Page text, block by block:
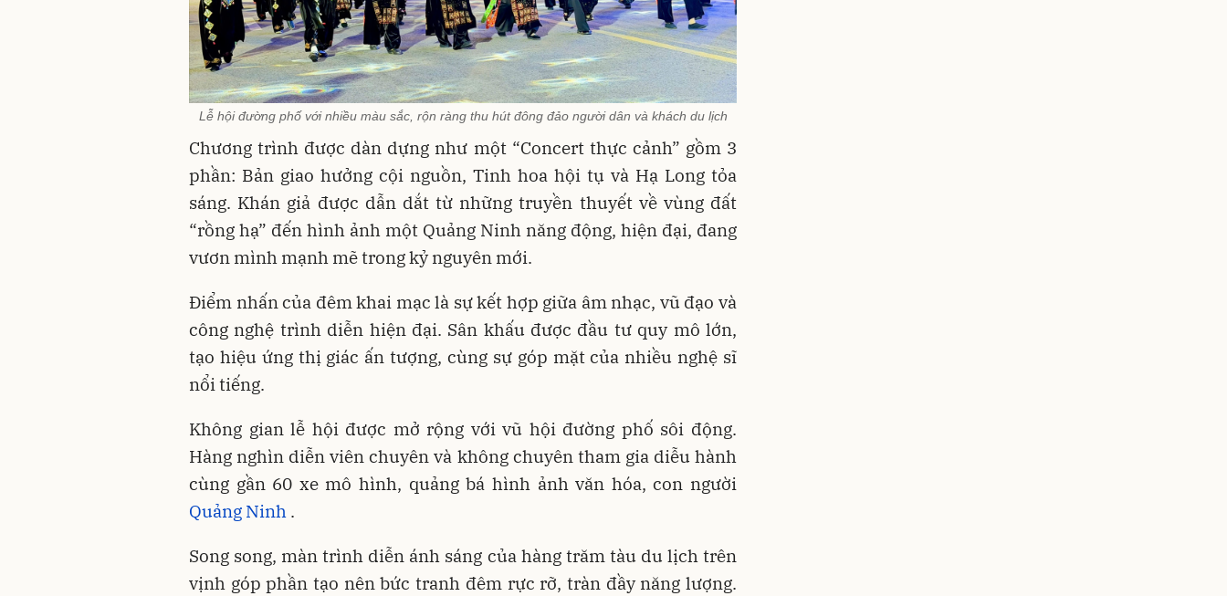
Lễ hội đường phố với nhiều màu sắc, rộn ràng thu hút đông đảo người dân và khách du lịch
Chương trình được dàn dựng như một “Concert thực cảnh” gồm 3
phần: Bản giao hưởng cội nguồn, Tinh hoa hội tụ và Hạ Long tỏa
sáng. Khán giả được dẫn dắt từ những truyền thuyết về vùng đất
“rồng hạ” đến hình ảnh một Quảng Ninh năng động, hiện đại, đang
vươn mình mạnh mẽ trong kỷ nguyên mới.
Điểm nhấn của đêm khai mạc là sự kết hợp giữa âm nhạc, vũ đạo và
công nghệ trình diễn hiện đại. Sân khấu được đầu tư quy mô lớn,
tạo hiệu ứng thị giác ấn tượng, cùng sự góp mặt của nhiều nghệ sĩ
nổi tiếng.
Không gian lễ hội được mở rộng với vũ hội đường phố sôi động.
Hàng nghìn diễn viên chuyên và không chuyên tham gia diễu hành
cùng gần 60 xe mô hình, quảng bá hình ảnh văn hóa, con người
Quảng Ninh .
Song song, màn trình diễn ánh sáng của hàng trăm tàu du lịch trên
vịnh góp phần tạo nên bức tranh đêm rực rỡ, tràn đầy năng lượng.